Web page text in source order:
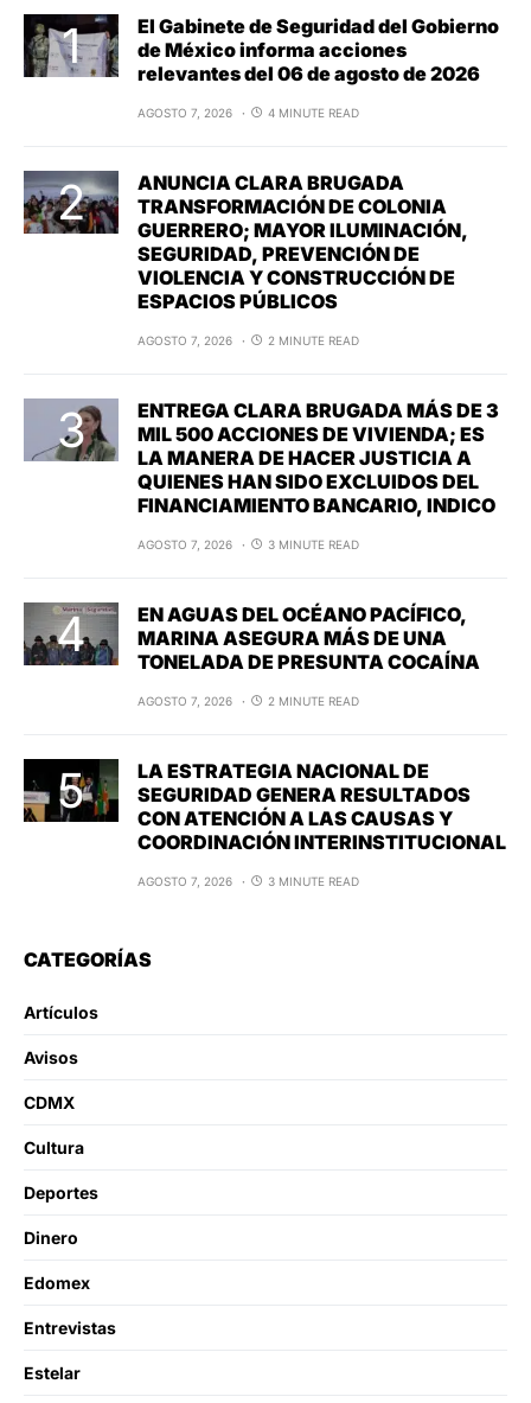
El Gabinete de Seguridad del Gobierno
de México informa acciones
relevantes del 06 de agosto de 2026
AGOSTO 7, 2026 4 MINUTE READ
ANUNCIA CLARA BRUGADA
TRANSFORMACIÓN DE COLONIA
GUERRERO; MAYOR ILUMINACIÓN,
SEGURIDAD, PREVENCIÓN DE
VIOLENCIA Y CONSTRUCCIÓN DE
ESPACIOS PÚBLICOS
AGOSTO 7, 2026 2 MINUTE READ
ENTREGA CLARA BRUGADA MÁS DE 3
MIL 500 ACCIONES DE VIVIENDA; ES
LA MANERA DE HACER JUSTICIA A
QUIENES HAN SIDO EXCLUIDOS DEL
FINANCIAMIENTO BANCARIO, INDICO
AGOSTO 7, 2026 3 MINUTE READ
EN AGUAS DEL OCÉANO PACÍFICO,
MARINA ASEGURA MÁS DE UNA
TONELADA DE PRESUNTA COCAÍNA
AGOSTO 7, 2026 2 MINUTE READ
LA ESTRATEGIA NACIONAL DE
SEGURIDAD GENERA RESULTADOS
CON ATENCIÓN A LAS CAUSAS Y
COORDINACIÓN INTERINSTITUCIONAL
AGOSTO 7, 2026 3 MINUTE READ
CATEGORÍAS
Artículos
Avisos
CDMX
Cultura
Deportes
Dinero
Edomex
Entrevistas
Estelar